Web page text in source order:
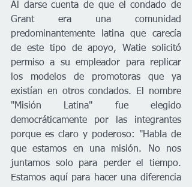
Al darse cuenta de que el condado de
Grant era una comunidad
predominantemente latina que carecía
de este tipo de apoyo, Watie solicitó
permiso a su empleador para replicar
los modelos de promotoras que ya
existían en otros condados. El nombre
"Misión Latina" fue elegido
democráticamente por las integrantes
porque es claro y poderoso: "Habla de
que estamos en una misión. No nos
juntamos solo para perder el tiempo.
Estamos aquí para hacer una diferencia